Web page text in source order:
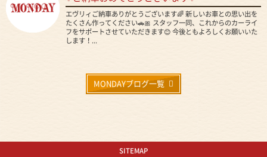
エヴリィご納車ありがとうございます🌈 新しいお車との思い出を
たくさん作ってください🚗🎀 スタッフ一同、これからのカーライ
フをサポートさせていただきます😊 今後ともよろしくお願いいた
します！...
MONDAYブログ一覧
SITEMAP